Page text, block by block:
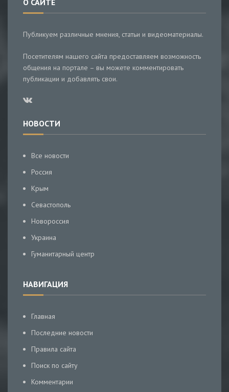
О САЙТЕ
Публикуем различные мнения, статьи и видеоматериалы.
Посетителям нашего сайта предоставляем возможность
общения на портале – вы можете комментировать
публикации и добавлять свои.
НОВОСТИ
Все новости
Россия
Крым
Севастополь
Новороссия
Украина
Гуманитарный центр
НАВИГАЦИЯ
Главная
Последние новости
Правила сайта
Поиск по сайту
Комментарии